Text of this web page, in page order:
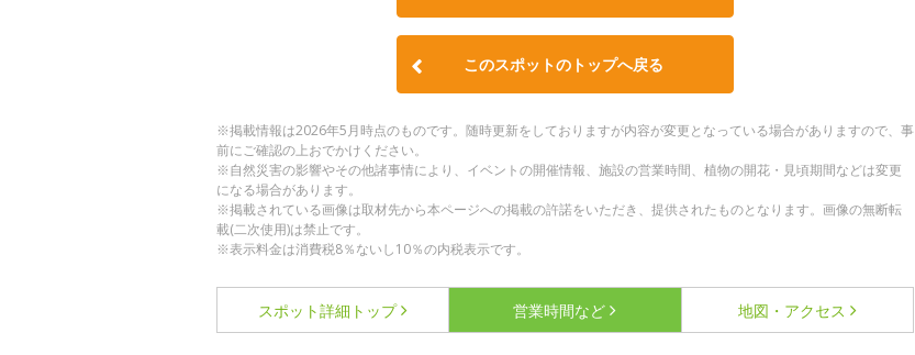
このスポットのトップへ戻る
※掲載情報は2026年5月時点のものです。随時更新をしておりますが内容が変更となっている場合がありますので、事
前にご確認の上おでかけください。
※自然災害の影響やその他諸事情により、イベントの開催情報、施設の営業時間、植物の開花・見頃期間などは変更
になる場合があります。
※掲載されている画像は取材先から本ページへの掲載の許諾をいただき、提供されたものとなります。画像の無断転
載(二次使用)は禁止です。
※表示料金は消費税8％ないし10％の内税表示です。
スポット詳細 トップ 営業時間など 地図・アクセス